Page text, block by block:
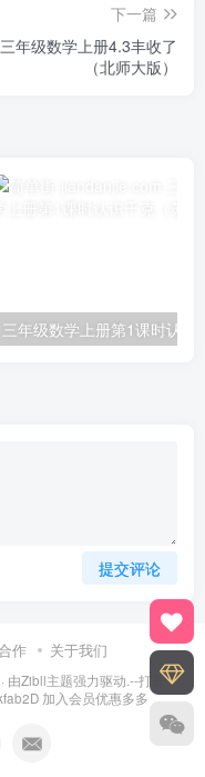
下一篇
三年级数学上册4.3丰收了
（北师大版）
提交评论
作 关于我们
· 由Zibll主题强力驱动.--打开
加入会员优惠多多